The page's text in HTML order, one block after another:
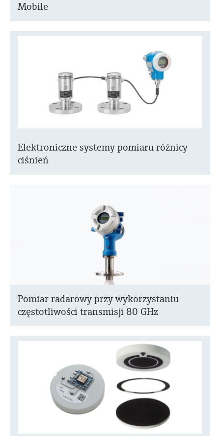
Mobile
Elektroniczne systemy pomiaru różnicy
ciśnień
Pomiar radarowy przy wykorzystaniu
częstotliwości transmisji 80 GHz